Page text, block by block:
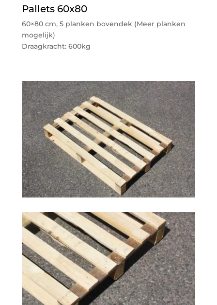
Pallets 60x80
60×80 cm, 5 planken bovendek (Meer planken
mogelijk)
Draagkracht: 600kg